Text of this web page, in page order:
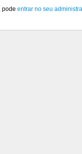
pode entrar no seu